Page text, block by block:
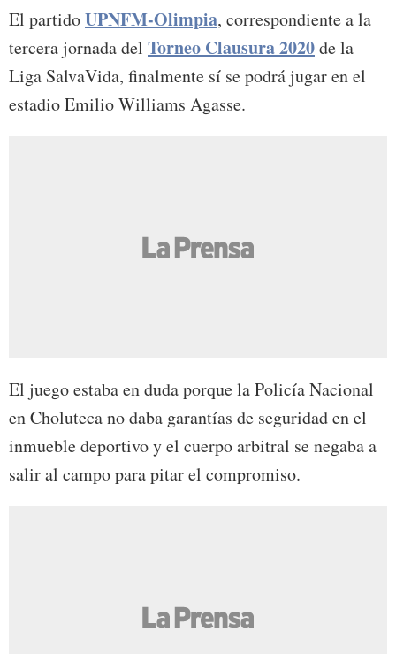
El partidoUPNFM-Olimpia, correspondiente a la
tercera jornada del Torneo Clausura 2020de la
Liga SalvaVida, finalmente sí se podrá jugar en el
estadio Emilio Williams Agasse.
El juego estaba en duda porque la Policía Nacional
en Choluteca no daba garantías de seguridad en el
inmueble deportivo y el cuerpo arbitral se negaba a
salir al campo para pitar el compromiso.